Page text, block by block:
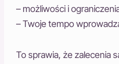
– możliwości i
– Twoje tempo
To sprawia, że zalecenia